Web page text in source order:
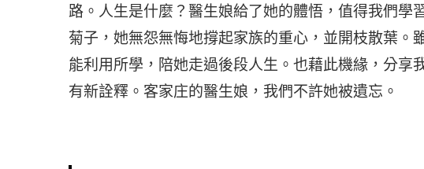
路。人生是什麼？醫生娘給了她的體悟，值得我們學
菊子，她無怨無悔地撐起家族的重心，並開枝散葉。
能利用所學，陪她走過後段人生。也藉此機緣，分享
有新詮釋。客家庄的醫生娘，我們不許她被遺忘。